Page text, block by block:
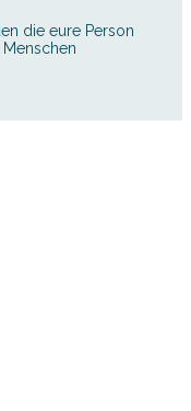
die eure Person
Menschen